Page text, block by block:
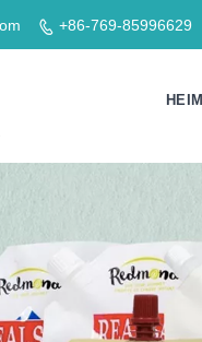
 +86-769-85996629
HEIM